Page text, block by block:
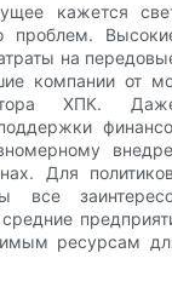
кажется
проблем.
на
компании от
ХПК.
поддержки
Для
все
ресурсам